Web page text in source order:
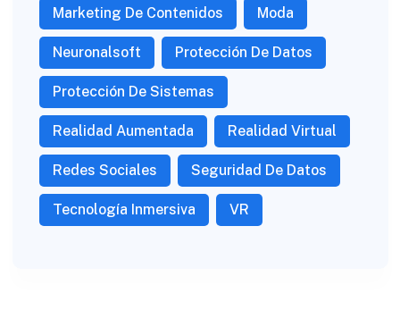
Marketing De Contenidos Moda
Neuronalsoft Protección De Datos
Protección De Sistemas
Realidad Aumentada Realidad Virtual
Redes Sociales Seguridad De Datos
Tecnología Inmersiva VR